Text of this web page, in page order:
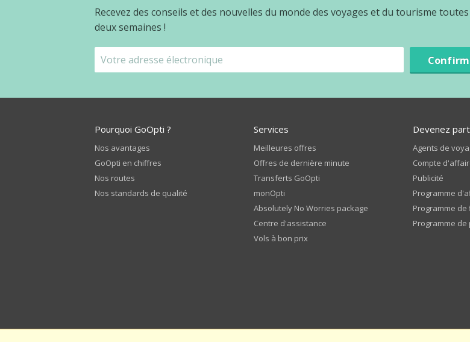
Recevez des conseils et des nouvelles du monde des voyages et du tourisme
deux semaines !
Pourquoi GoOpti ?
Nos avantages
GoOpti en chiffres
Nos routes
Nos standards de qualité
Services
Meilleures offres
Offres de dernière minute
Transferts GoOpti
monOpti
Absolutely No Worries package
Centre d'assistance
Vols à bon prix
Devenez
Agents de
Compte
Publicité
Programme
Programme de
Programme